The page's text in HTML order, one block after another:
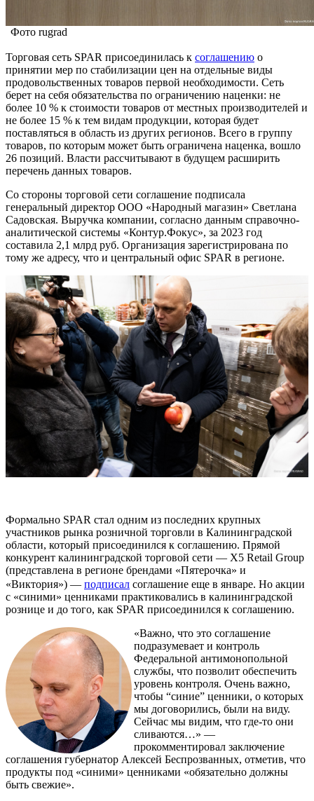
Фото rugrad
Торговая сеть SPAR присоединилась к соглашению о
принятии мер по стабилизации цен на отдельные виды
продовольственных товаров первой необходимости. Сеть
берет на себя обязательства по ограничению наценки: не
более 10 % к стоимости товаров от местных производителей и
не более 15 % к тем видам продукции, которая будет
поставляться в область из других регионов. Всего в группу
товаров, по которым может быть ограничена наценка, вошло
26 позиций. Власти рассчитывают в будущем расширить
перечень данных товаров.
Со стороны торговой сети соглашение подписала
генеральный директор ООО «Народный магазин» Светлана
Садовская. Выручка компании, согласно данным справочно-
аналитической системы «Контур.Фокус», за 2023 год
составила 2,1 млрд руб. Организация зарегистрирована по
тому же адресу, что и центральный офис SPAR в регионе.
Формально SPAR стал одним из последних крупных
участников рынка розничной торговли в Калининградской
области, который присоединился к соглашению. Прямой
конкурент калининградской торговой сети — X5 Retail Group
(представлена в регионе брендами «Пятерочка» и
«Виктория») — подписал соглашение еще в январе. Но акции
с «синими» ценниками практиковались в калининградской
рознице и до того, как SPAR присоединился к соглашению.
«Важно, что это соглашение
подразумевает и контроль
Федеральной антимонопольной
службы, что позволит обеспечить
уровень контроля. Очень важно,
чтобы “синие” ценники, о которых
мы договорились, были на виду.
Сейчас мы видим, что где-то они
сливаются…» —
прокомментировал заключение
соглашения губернатор Алексей Беспрозванных, отметив, что
продукты под «синими» ценниками «обязательно должны
быть свежие».